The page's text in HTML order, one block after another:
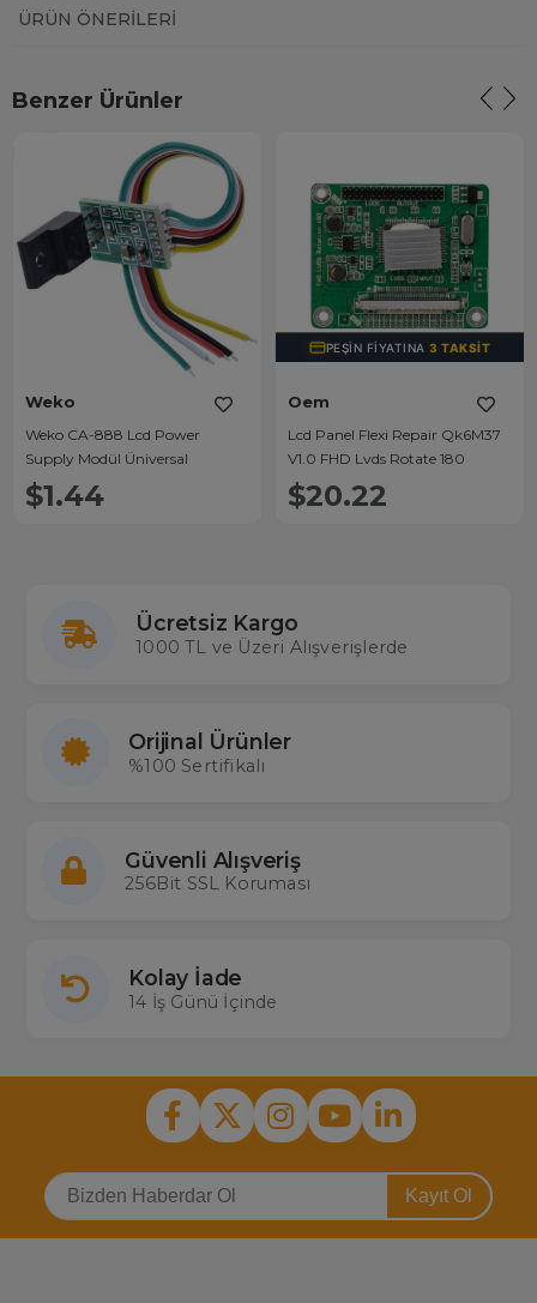
ÜRÜN ÖNERILERI
Benzer Ürünler
Weko
Weko CA-888 Lcd Power
Supply Modül Üniversal
$1.44
PEŞIN FIYATINA3 TAKSIT
Oem
Lcd Panel Flexi Repair Qk6M37
V1.0 FHD Lvds Rotate 180
$20.22
Ücretsiz Kargo
1000 TL ve Üzeri Alışverişlerde
Orijinal Ürünler
%100 Sertifikalı
Güvenli Alışveriş
256Bit SSL Koruması
Kolay İade
14 İş Günü İçinde
Kayıt Ol